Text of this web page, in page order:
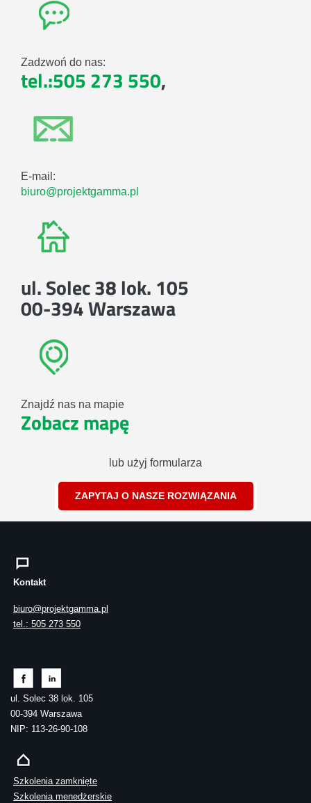
Zadzwoń do nas:
tel.:505 273 550,
E-mail:
biuro@projektgamma.pl
ul. Solec 38 lok. 105
00-394 Warszawa
Znajdź nas na mapie
Zobacz mapę
lub użyj formularza
ZAPYTAJ O NASZE ROZWIĄZANIA
Kontakt
biuro@projektgamma.pl
tel.: 505 273 550
ul. Solec 38 lok. 105
00-394 Warszawa
NIP: 113-26-90-108
Szkolenia zamknięte
Szkolenia menedżerskie